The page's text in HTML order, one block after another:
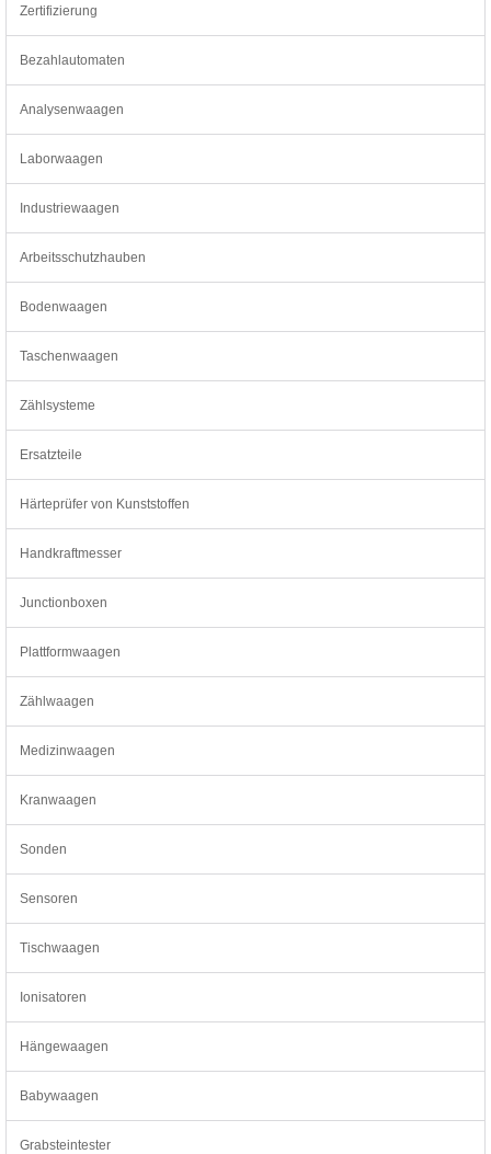
Zertifizierung
Bezahlautomaten
Analysenwaagen
Laborwaagen
Industriewaagen
Arbeitsschutzhauben
Bodenwaagen
Taschenwaagen
Zählsysteme
Ersatzteile
Härteprüfer von Kunststoffen
Handkraftmesser
Junctionboxen
Plattformwaagen
Zählwaagen
Medizinwaagen
Kranwaagen
Sonden
Sensoren
Tischwaagen
Ionisatoren
Hängewaagen
Babywaagen
Grabsteintester